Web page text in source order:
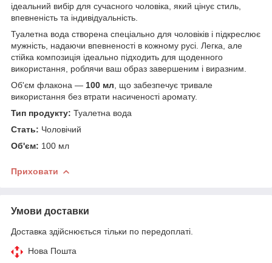
ідеальний вибір для сучасного чоловіка, який цінує стиль,
впевненість та індивідуальність.
Туалетна вода створена спеціально для чоловіків і підкреслює
мужність, надаючи впевненості в кожному русі. Легка, але
стійка композиція ідеально підходить для щоденного
використання, роблячи ваш образ завершеним і виразним.
Об'єм флакона — 100 мл , що забезпечує тривале
використання без втрати насиченості аромату.
Тип продукту: Туалетна вода
Стать: Чоловічий
Об'єм: 100 мл
Приховати
Умови доставки
Доставка здійснюється тільки по передоплаті.
Нова Пошта